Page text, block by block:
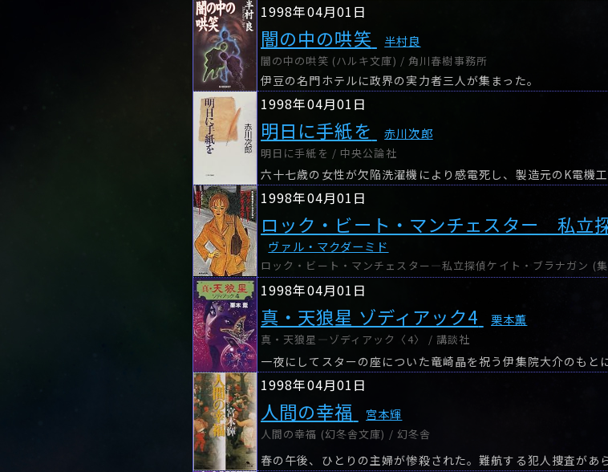
1998年04月01日
闇の中の哄笑 半村良
闇の中の哄笑 (ハルキ文庫) / 角川春樹事務所
伊豆の名門ホテルに政界の実力者三人が集まった。
1998年04月01日
明日に手紙を 赤川次郎
明日に手紙を / 中央公論社
1998年04月01日
ロック・ビート・マンチェスター 私立
ヴァル・マクダーミド
ロック・ビート・マンチェスター―私立探偵ケイト・ブラナガン (
1998年04月01日
真・天狼星 ゾディアック4 栗本薫
真・天狼星―ゾディアック〈4〉 / 講談社
1998年04月01日
人間の幸福 宮本輝
人間の幸福 (幻冬舎文庫) / 幻冬舎